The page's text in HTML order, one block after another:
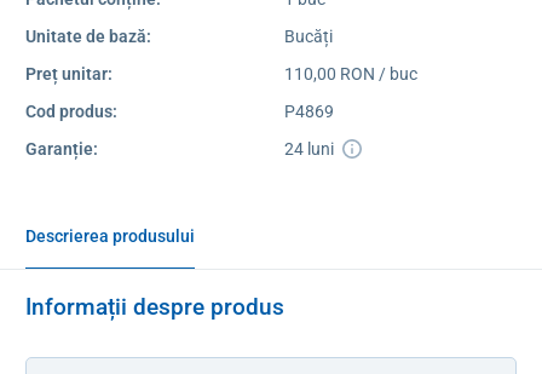
Unitate de bază:
Bucăți
Preț unitar:
110,00 RON / buc
Cod produs:
P4869
Garanție:
24 luni
Descrierea produsului
Informații despre produs